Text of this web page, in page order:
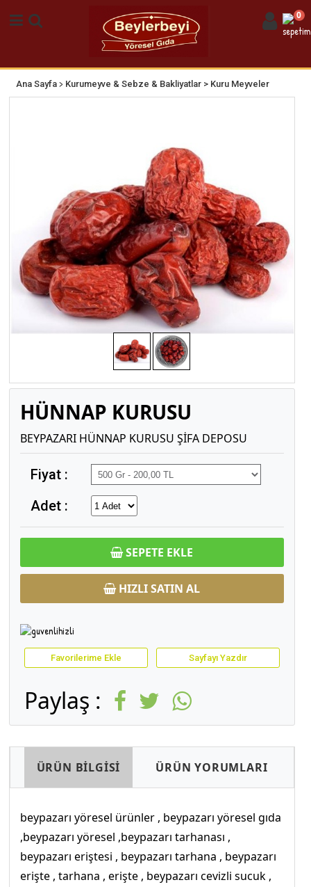
0
Ana Sayfa> Kurumeyve & Sebze & Bakliyatlar > Kuru Meyveler
HÜNNAP KURUSU
BEYPAZARI HÜNNAP KURUSU ŞİFA DEPOSU
Fiyat :
Adet :
SEPETE EKLE
HIZLI SATIN AL
Favorilerime Ekle Sayfayı Yazdır
Paylaş :
ÜRÜN BİLGİSİ ÜRÜN YORUMLARI
beypazarı yöresel ürünler , beypazarı yöresel gıda
,beypazarı yöresel ,beypazarı tarhanası ,
beypazarı eriştesi , beypazarı tarhana , beypazarı
erişte , tarhana , erişte , beypazarı cevizli sucuk ,